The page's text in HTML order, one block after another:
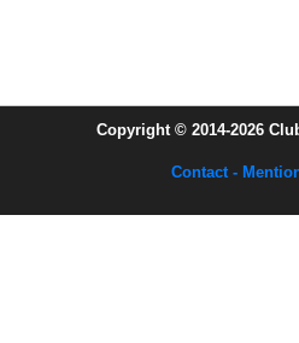
Copyright © 2014-2026
Contact -